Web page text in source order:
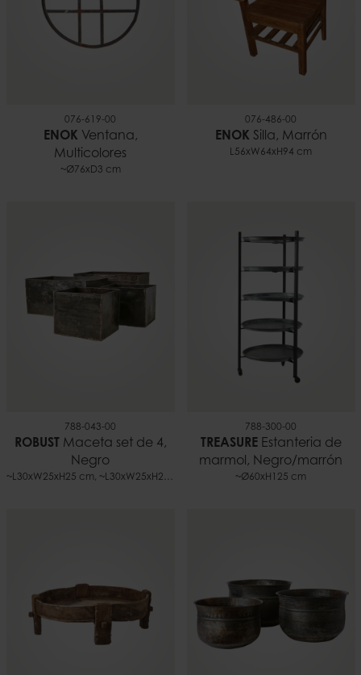
076-619-00
ENOK Ventana,
Multicolores
~Ø76xD3 cm
076-486-00
ENOK Silla, Marrón
L56xW64xH94 cm
788-043-00
ROBUST
Maceta set de 4,
Negro
~L30xW25xH25 cm, ~L30xW25xH25 cm, ~L57xW35xH28 cm, ~L61xW40xH30 cm
788-300-00
TREASUREEstanteria de
marmol, Negro/marrón
~Ø60xH125 cm